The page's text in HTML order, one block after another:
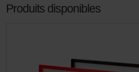
Produits disponibles